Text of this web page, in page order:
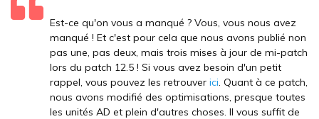
Est-ce qu'on vous a manqué ? Vous, vous nous avez
manqué ! Et c'est pour cela que nous avons publié non
pas une, pas deux, mais trois mises à jour de mi-patch
lors du patch 12.5 ! Si vous avez besoin d'un petit
rappel, vous pouvez les retrouver ici. Quant à ce patch,
nous avons modifié des optimisations, presque toutes
les unités AD et plein d'autres choses. Il vous suffit de